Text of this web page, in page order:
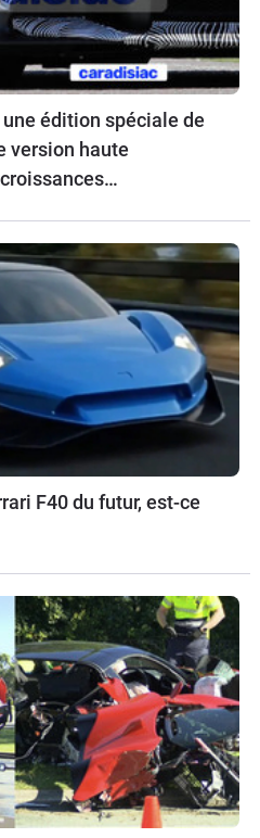
édition spéciale de
version haute
F40 du futur, est-ce